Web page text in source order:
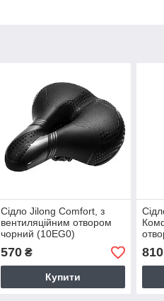
Сідло Jilong Comfort, з
вентиляційним отвором
чорний (10EG0)
570₴
Купити
810